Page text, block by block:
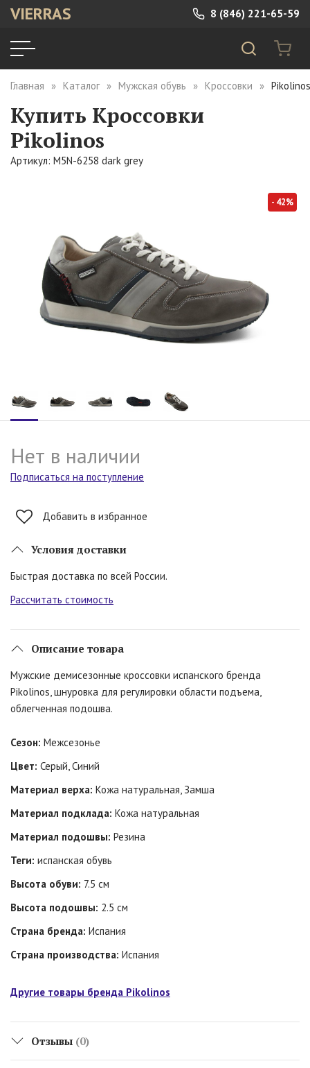
VIERRAS 8 (846) 221-65-59
Главная Каталог Мужская обувь Кроссовки
Купить Кроссовки
Pikolinos
Артикул: M5N-6258 dark grey
- 42%
Нет в наличии
Подписаться на поступление
Добавить в избранное
Условия доставки
Быстрая доставка по всей России.
Рассчитать стоимость
Описание товара
Мужские демисезонные кроссовки испанского бренда
Pikolinos, шнуровка для регулировки области подъема,
облегченная подошва.
Сезон: Межсезонье
Цвет: Серый, Синий
Материал верха: Кожа натуральная, Замша
Материал подклада: Кожа натуральная
Материал подошвы: Резина
Теги: испанская обувь
Высота обуви: 7.5 см
Высота подошвы: 2.5 см
Страна бренда: Испания
Страна производства: Испания
Другие товары бренда Pikolinos
Отзывы (0)